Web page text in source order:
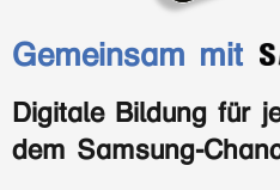
Gemeinsam mit
Digitale Bildung für
dem Samsung-